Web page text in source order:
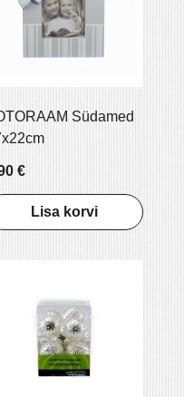
Südamed
€
Lisa korvi